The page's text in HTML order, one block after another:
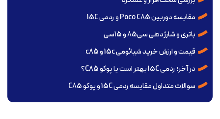
مقایسه دوربین‌ Poco C85 و ردمی 15C
باتری و شارژدهی سی‌85 و 15‌سی
قیمت و ارزش خرید شیائومی 15c و c85
در آخر؛ ردمی 15C بهتر است یا پوکو C85؟
سوالات متداول مقایسه ردمی 15C و پوکو C85